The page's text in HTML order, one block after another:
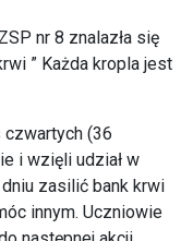
nr 8 znalazła się
” Każda kropla jest
(36
i wzięli udział w
zasilić bank krwi
innym. Uczniowie